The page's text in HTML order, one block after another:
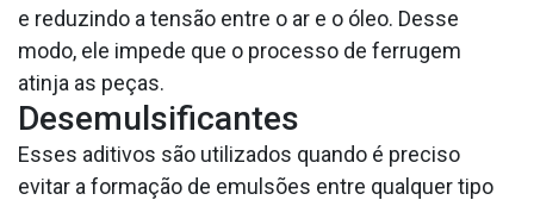
e reduzindo a tensão entre o ar e o óleo. Desse
modo, ele impede que o processo de ferrugem
atinja as peças.
Desemulsificantes
Esses aditivos são utilizados quando é preciso
evitar a formação de emulsões entre qualquer tipo